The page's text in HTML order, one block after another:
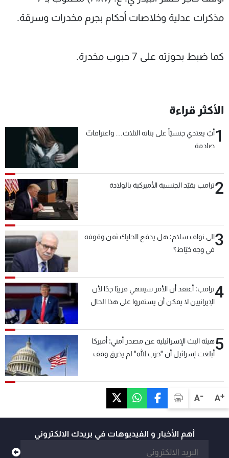
A+
A-
مذكرات عدلية وخلاصات أحكام بجرم مخدرات وسرقة.
كما ضبط بحوزته على 7 حبوب مخدرة.
الأكثر قراءة
1أبٌ يعتدي جنسيّاً على بناته الثلاث… واعترافاتٌ
صادمة
2ترامب يقيّد الجنسية الأميركية بالولادة
3الى نواف سلام: هل يدفع الحايك ثمن وقوفه
في وجه خيّاط؟
4ترامب: أعتقد أن الأمر سينتهي قريبًا جدًا لأن
الإيرانيين لا يمكن أن يستمروا على هذا الحال
5هيئة البث الإسرائيلية عن مصدر أمني: أميركا
أبلغت إسرائيل أن "حزب الله" لم يخرق وقف
أهم الأخبار و الفيديوهات في بريدك الالكتروني
شاهد البرامج
الترددات
عن MTV
وظائف